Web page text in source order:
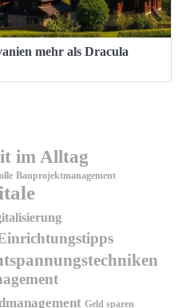
mehr als Dracula
im Alltag
Bauprojektmanagement
Geld sparen